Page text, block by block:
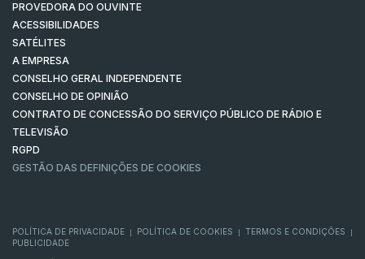
PROVEDORA DO OUVINTE
ACESSIBILIDADES
SATÉLITES
A EMPRESA
CONSELHO GERAL INDEPENDENTE
CONSELHO DE OPINIÃO
CONTRATO DE CONCESSÃO DO SERVIÇO PÚBLICO DE RÁDIO E
TELEVISÃO
RGPD
GESTÃO DAS DEFINIÇÕES DE COOKIES
POLÍTICA DE PRIVACIDADE POLÍTICA DE COOKIES TERMOS E CONDIÇÕES
PUBLICIDADE